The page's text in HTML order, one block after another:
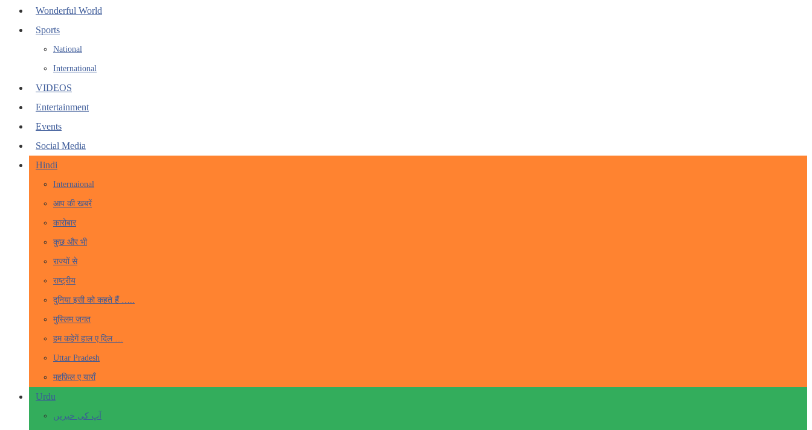
Wonderful World
Sports
National
International
VIDEOS
Entertainment
Events
Social Media
Hindi
Internaional
आप की खबरें
कारोबार
कुछ और भी
राज्यों से
राष्ट्रीय
दुनिया इसी को कहते हैं …..
मुस्लिम जगत
हम कहेगें हाल ए दिल …
Uttar Pradesh
महफ़िल ए याराँ
Urdu
آپ کی خبریں